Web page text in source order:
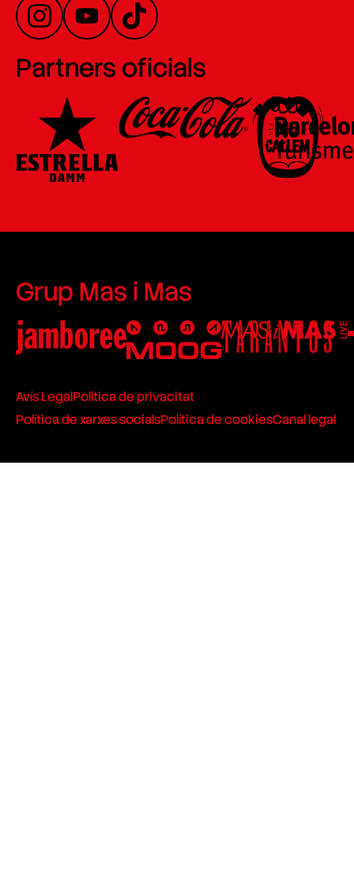
Partners oficials
Grup Mas i Mas
Avís LegalPolítica de privacitat
Política de xarxes socialsPolítica de cookiesCanal legal